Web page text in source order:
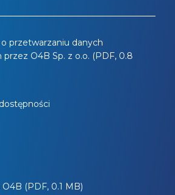
przetwarzaniu danych
przez O4B Sp. z o.o. (PDF, 0.8
(PDF, 0.1 MB)